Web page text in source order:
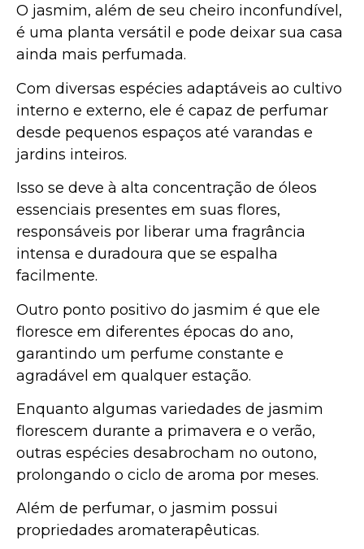
O jasmim, além de seu cheiro inconfundível,
é uma planta versátil e pode deixar sua casa
ainda mais perfumada.
Com diversas espécies adaptáveis ao cultivo
interno e externo, ele é capaz de perfumar
desde pequenos espaços até varandas e
jardins inteiros.
Isso se deve à alta concentração de óleos
essenciais presentes em suas flores,
responsáveis por liberar uma fragrância
intensa e duradoura que se espalha
facilmente.
Outro ponto positivo do jasmim é que ele
floresce em diferentes épocas do ano,
garantindo um perfume constante e
agradável em qualquer estação.
Enquanto algumas variedades de jasmim
florescem durante a primavera e o verão,
outras espécies desabrocham no outono,
prolongando o ciclo de aroma por meses.
Além de perfumar, o jasmim possui
propriedades aromaterapêuticas.